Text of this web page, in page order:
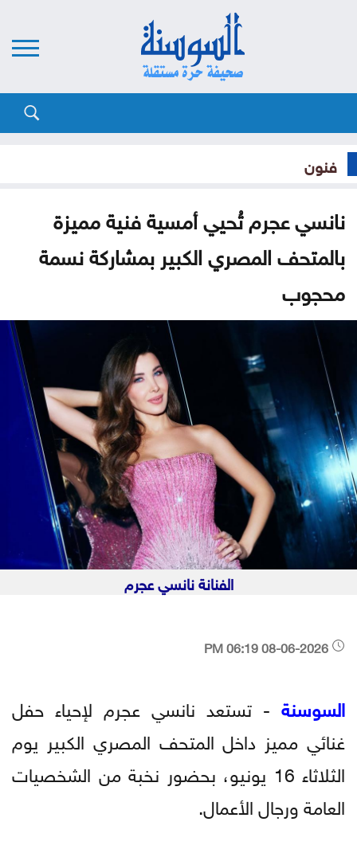
فنون
نانسي عجرم تُحيي أمسية فنية مميزة
بالمتحف المصري الكبير بمشاركة نسمة
محجوب
الفنانة نانسي عجرم
السوسنة - تستعد نانسي عجرم لإحياء حفل
غنائي مميز داخل المتحف المصري الكبير يوم
الثلاثاء 16 يونيو، بحضور نخبة من الشخصيات
العامة ورجال الأعمال.